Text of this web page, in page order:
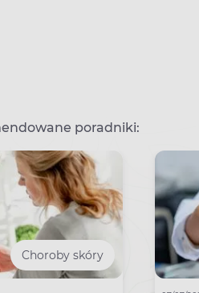
poradniki:
Choroby skóry